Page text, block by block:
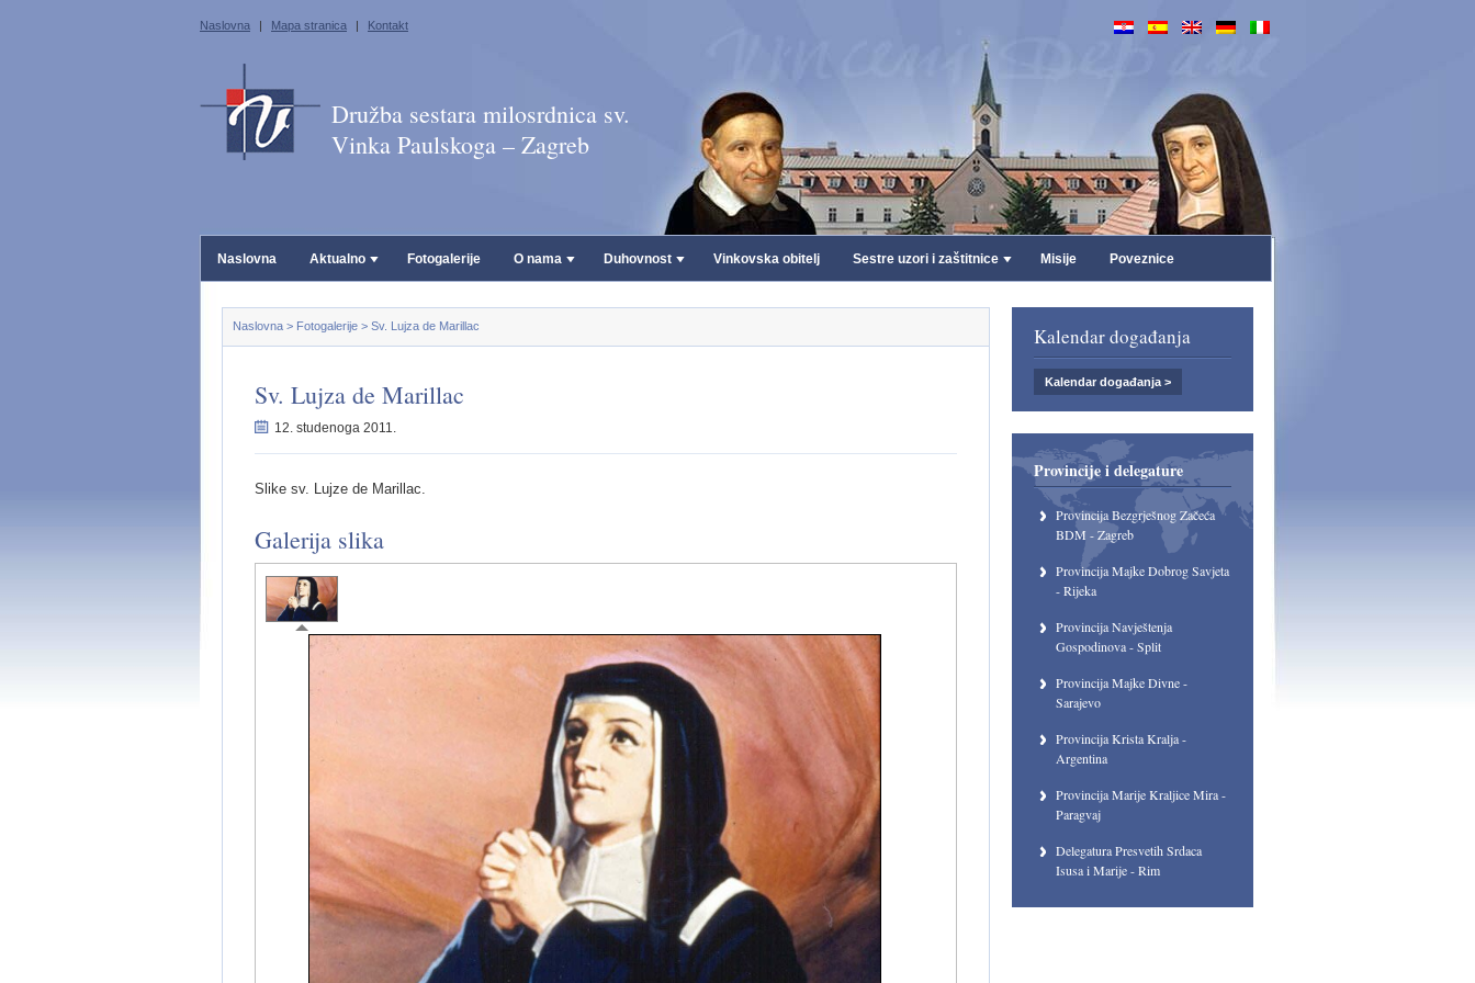
Naslovna | Mapa stranica | Kontakt
Družba sestara milosrdnica sv.
Vinka Paulskoga – Zagreb
Naslovna Aktualno Fotogalerije O nama Duhovnost Vinkovska obitelj Sestre uzori i zaštitnice Misije Poveznice
Naslovna > Fotogalerije > Sv. Lujza de Marillac
Sv. Lujza de Marillac
12. studenoga 2011.
Slike sv. Lujze de Marillac.
Galerija slika
Kalendar događanja
Kalendar događanja >
Provincije i delegature
Provincija Bezgrješnog Začeća
BDM - Zagreb
Provincija Majke Dobrog Savjeta
- Rijeka
Provincija Navještenja
Gospodinova - Split
Provincija Majke Divne -
Sarajevo
Provincija Krista Kralja -
Argentina
Provincija Marije Kraljice Mira -
Paragvaj
Delegatura Presvetih Srdaca
Isusa i Marije - Rim